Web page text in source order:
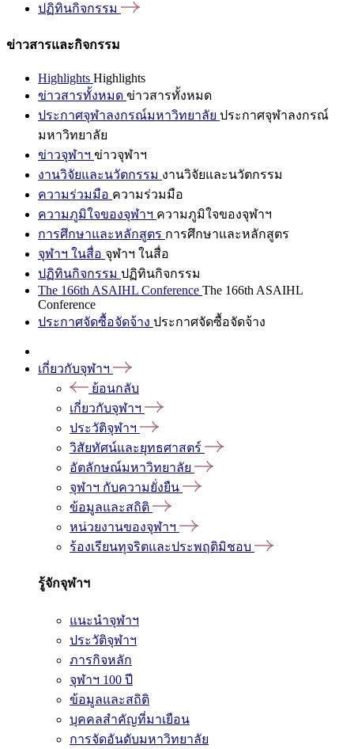
ปฏิทินกิจกรรม
ข่าวสารและกิจกรรม
Highlights Highlights
ข่าวสารทั้งหมด ข่าวสารทั้งหมด
ประกาศจุฬาลงกรณ์มหาวิทยาลัย ประกาศจุฬาลงกรณ์
มหาวิทยาลัย
ข่าวจุฬาฯ ข่าวจุฬาฯ
งานวิจัยและนวัตกรรม งานวิจัยและนวัตกรรม
ความร่วมมือ ความร่วมมือ
ความภูมิใจของจุฬาฯ ความภูมิใจของจุฬาฯ
การศึกษาและหลักสูตร การศึกษาและหลักสูตร
จุฬาฯ ในสื่อ จุฬาฯ ในสื่อ
ปฏิทินกิจกรรม ปฏิทินกิจกรรม
The 166th ASAIHL Conference The 166th ASAIHL
Conference
ประกาศจัดซื้อจัดจ้าง ประกาศจัดซื้อจัดจ้าง
เกี่ยวกับจุฬาฯ
ย้อนกลับ
เกี่ยวกับจุฬาฯ
ประวัติจุฬาฯ
วิสัยทัศน์และยุทธศาสตร์
อัตลักษณ์มหาวิทยาลัย
จุฬาฯ กับความยั่งยืน
ข้อมูลและสถิติ
หน่วยงานของจุฬาฯ
ร้องเรียนทุจริตและประพฤติมิชอบ
รู้จักจุฬาฯ
แนะนำจุฬาฯ
ประวัติจุฬาฯ
ภารกิจหลัก
จุฬาฯ 100 ปี
ข้อมูลและสถิติ
บุคคลสำคัญที่มาเยือน
การจัดอันดับมหาวิทยาลัย